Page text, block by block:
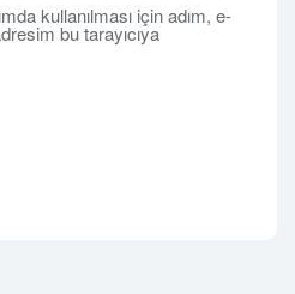
kullanılması için adım, e-
bu tarayıcıya